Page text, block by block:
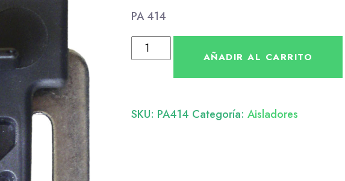
PA 414
AÑADIR AL CARRITO
SKU: PA414 Categoría:Aisladores